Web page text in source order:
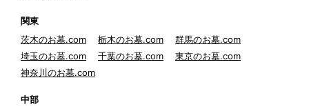
関東
茨木のお墓.com
栃木のお墓.com
群馬のお墓.com
埼玉のお墓.com
千葉のお墓.com
東京のお墓.com
神奈川のお墓.com
中部